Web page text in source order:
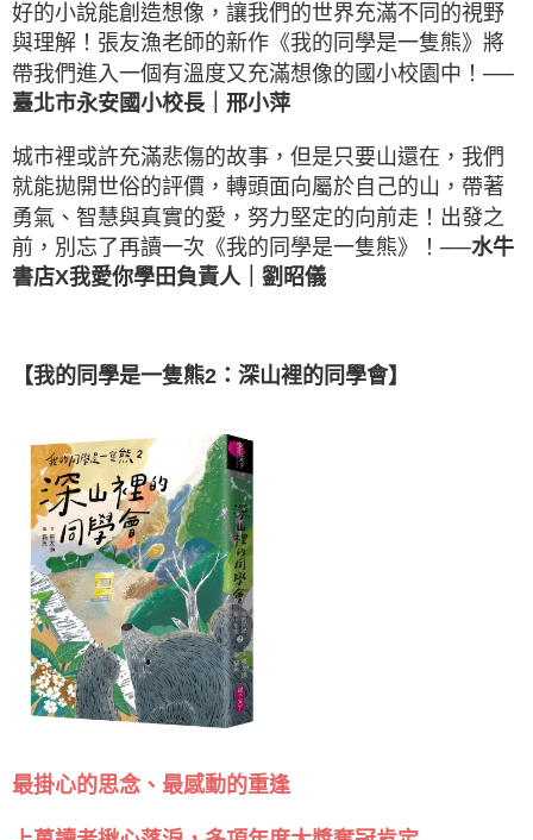
好的小說能創造想像，讓我們的世界充滿不同的視野
與理解！張友漁老師的新作《我的同學是一隻熊》將
帶我們進入一個有溫度又充滿想像的國小校園中！ ──
臺北市永安國小校長
邢小萍
城市裡或許充滿悲傷的故事，但是只要山還在，我們
就能拋開世俗的評價，轉頭面向屬於自己的山，帶著
勇氣、智慧與真實的愛，努力堅定的向前走！出發之
前，別忘了再讀一次《我的同學是一隻熊》！ ──水牛
書店X我愛你學田負責人
劉昭儀
【我的同學是一隻熊2：深山裡的同學會】
最掛心的思念、最感動的重逢